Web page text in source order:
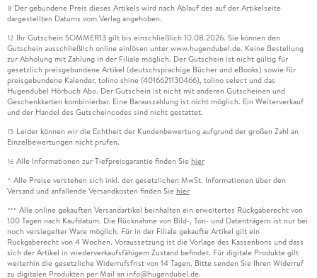
8 Der gebundene Preis dieses Artikels wird nach Ablauf des auf der Artikelseite
dargestellten Datums vom Verlag angehoben.
12 Ihr Gutschein SOMMER13 gilt bis einschließlich 10.08.2026. Sie können den
Gutschein ausschließlich online einlösen unter www.hugendubel.de. Keine Bestellung
zur Abholung mit Zahlung in der Filiale möglich. Der Gutschein ist nicht gültig für
gesetzlich preisgebundene Artikel (deutschsprachige Bücher und eBooks) sowie für
preisgebundene Kalender, tolino shine (4016621130466), tolino select und das
Hugendubel Hörbuch Abo. Der Gutschein ist nicht mit anderen Gutscheinen und
Geschenkkarten kombinierbar. Eine Barauszahlung ist nicht möglich. Ein Weiterverkauf
und der Handel des Gutscheincodes sind nicht gestattet.
15 Leider können wir die Echtheit der Kundenbewertung aufgrund der großen Zahl an
Einzelbewertungen nicht prüfen.
16 Alle Informationen zur Tiefpreisgarantie finden Sie hier
* Alle Preise verstehen sich inkl. der gesetzlichen MwSt. Informationen über den
Versand und anfallende Versandkosten finden Sie hier
*** Alle online gekauften Versandartikel beinhalten ein erweitertes Rückgaberecht von
100 Tagen nach Kaufdatum. Die Rücknahme von Bild-, Ton- und Datenträgern ist nur bei
noch versiegelter Ware möglich. Für in der Filiale gekaufte Artikel gilt ein
Rückgaberecht von 4 Wochen. Voraussetzung ist die Vorlage des Kassenbons und dass
sich der Artikel in wiederverkaufsfähigem Zustand befindet. Für digitale Produkte gilt
weiterhin die gesetzliche Widerrufsfrist von 14 Tagen. Bitte senden Sie Ihren Widerruf
zu digitalen Produkten per Mail an info@hugendubel.de.